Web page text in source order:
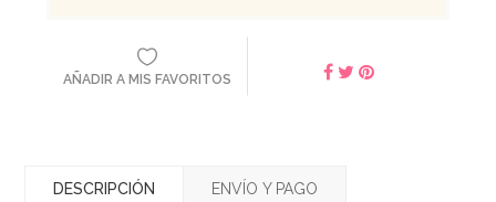
AÑADIR A MIS FAVORITOS
DESCRIPCIÓN ENVÍO Y PAGO